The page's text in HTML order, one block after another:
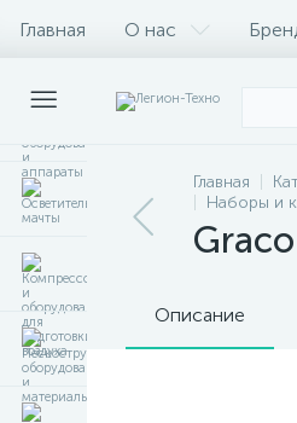
Главная О нас
Главная
Наборы и
Описание